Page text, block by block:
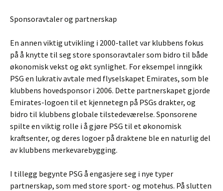
Sponsoravtaler og partnerskap
En annen viktig utvikling i 2000-tallet var klubbens fokus
på å knytte til seg store sponsoravtaler som bidro til både
økonomisk vekst og økt synlighet. For eksempel inngikk
PSG en lukrativ avtale med flyselskapet Emirates, som ble
klubbens hovedsponsor i 2006. Dette partnerskapet gjorde
Emirates-logoen til et kjennetegn på PSGs drakter, og
bidro til klubbens globale tilstedeværelse. Sponsorene
spilte en viktig rolle i å gjøre PSG til et økonomisk
kraftsenter, og deres logoer på draktene ble en naturlig del
av klubbens merkevarebygging.
I tillegg begynte PSG å engasjere seg i nye typer
partnerskap, som med store sport- og motehus. På slutten